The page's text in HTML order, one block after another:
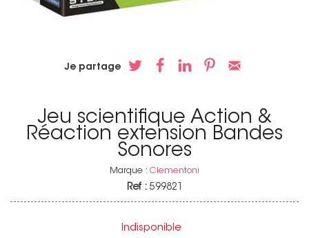
Je partage
Jeu scientifique Action &
Réaction extension Bandes
Sonores
Marque : Clementoni
Ref : 599821
Indisponible